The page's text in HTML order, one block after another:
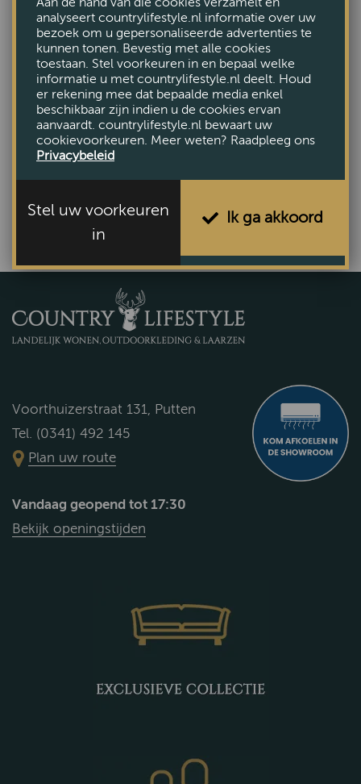
Bistroset Ilan zwart
€169,95
Voorthuizerstraat 131, Putten
Tel. (0341) 492 145
Plan uw route
Vandaag geopend tot 17:30
Bekijk openingstijden
analyseert countrylifestyle.nl informatie over uw
bezoek om u gepersonaliseerde advertenties te
kunnen tonen. Bevestig met alle cookies
toestaan. Stel voorkeuren in en bepaal welke
informatie u met countrylifestyle.nl deelt. Houd
er rekening mee dat bepaalde media enkel
beschikbaar zijn indien u de cookies ervan
aanvaardt. countrylifestyle.nl bewaart uw
cookievoorkeuren. Meer weten? Raadpleeg ons
Privacybeleid
Stel uw voorkeuren
in
Ik ga akkoord